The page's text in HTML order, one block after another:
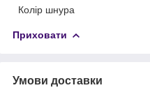
Колір шнура
Приховати
Умови доставки